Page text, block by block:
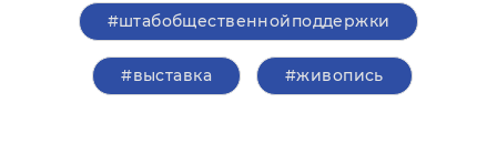
#штабобщественнойподдержки
#выставка #живопись